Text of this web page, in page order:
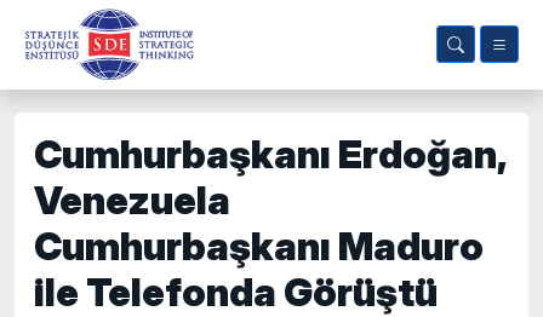
Cumhurbaşkanı Erdoğan,
Venezuela
Cumhurbaşkanı Maduro
ile Telefonda Görüştü